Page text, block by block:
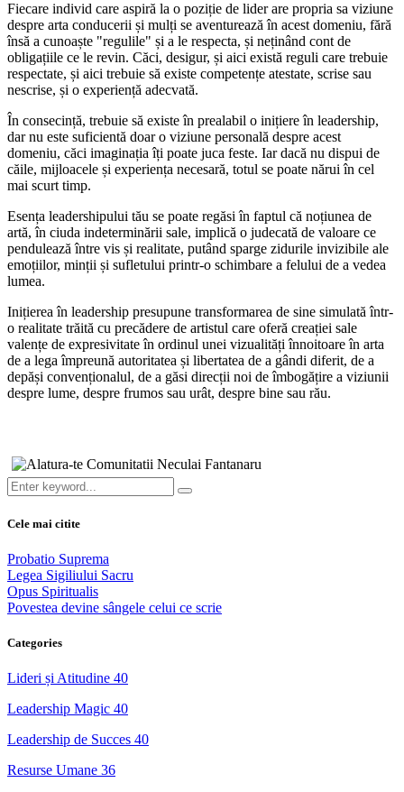
Fiecare individ care aspiră la o poziție de lider are propria sa viziune
despre arta conducerii și mulți se aventurează în acest domeniu, fără
însă a cunoaște "regulile" și a le respecta, și neținând cont de
obligațiile ce le revin. Căci, desigur, și aici există reguli care trebuie
respectate, și aici trebuie să existe competențe atestate, scrise sau
nescrise, și o experiență adecvată.
În consecință, trebuie să existe în prealabil o inițiere în leadership,
dar nu este suficientă doar o viziune personală despre acest
domeniu, căci imaginația îți poate juca feste. Iar dacă nu dispui de
căile, mijloacele și experiența necesară, totul se poate nărui în cel
mai scurt timp.
Esența leadershipului tău se poate regăsi în faptul că noțiunea de
artă, în ciuda indeterminării sale, implică o judecată de valoare ce
pendulează între vis și realitate, putând sparge zidurile invizibile ale
emoțiilor, minții și sufletului printr-o schimbare a felului de a vedea
lumea.
Inițierea în leadership presupune transformarea de sine simulată într-
o realitate trăită cu precădere de artistul care oferă creației sale
valențe de expresivitate în ordinul unei vizualități înnoitoare în arta
de a lega împreună autoritatea și libertatea de a gândi diferit, de a
depăși convenționalul, de a găsi direcții noi de îmbogățire a viziunii
despre lume, despre frumos sau urât, despre bine sau rău.
Cele mai citite
Probatio Suprema
Legea Sigiliului Sacru
Opus Spiritualis
Povestea devine sângele celui ce scrie
Categories
Lideri și Atitudine 40
Leadership Magic 40
Leadership de Succes 40
Resurse Umane 36